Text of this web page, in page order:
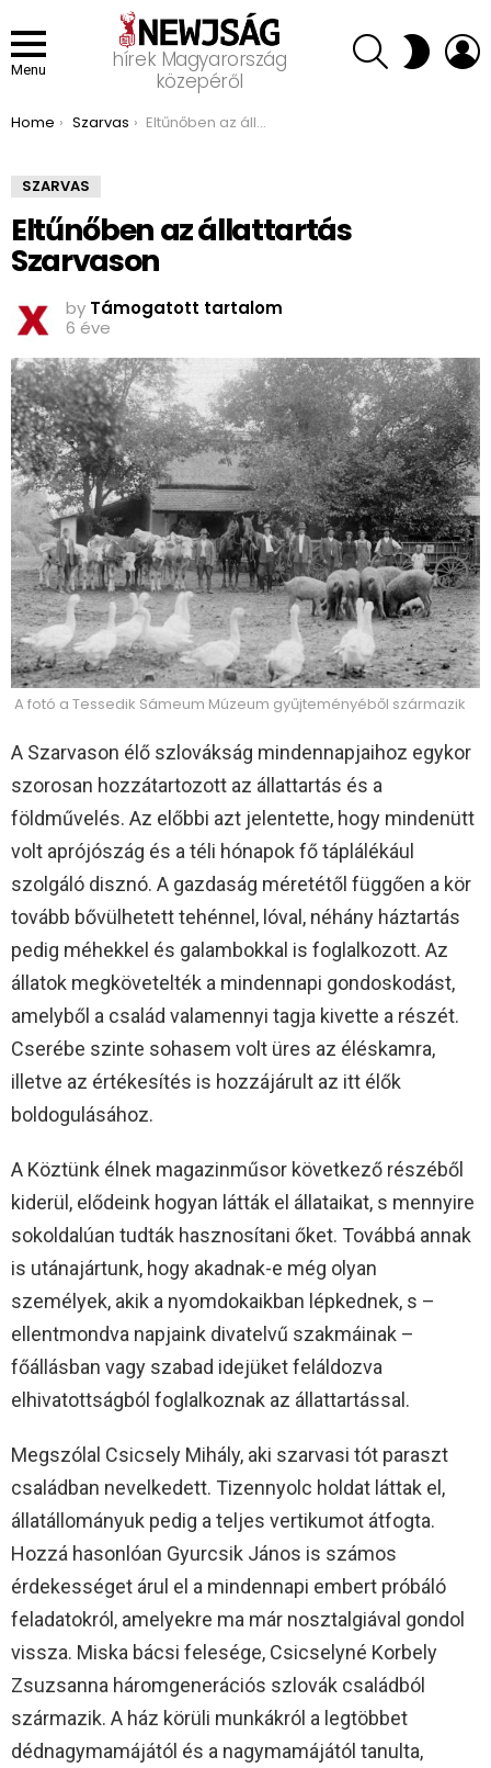
Menu
hírek Magyarország
közepéről
SEARCH SWITCH
SKIN
You are here:
Home Szarvas Eltűnőben az állattartás Szarvason
SZARVAS
Eltűnőben az állattartás
Szarvason
by Támogatott tartalom
6 éve
A fotó a Tessedik Sámeum Múzeum gyűjteményéből származik
A Szarvason élő szlovákság mindennapjaihoz egykor
szorosan hozzátartozott az állattartás és a
földművelés. Az előbbi azt jelentette, hogy mindenütt
volt aprójószág és a téli hónapok fő táplálékául
szolgáló disznó. A gazdaság méretétől függően a kör
tovább bővülhetett tehénnel, lóval, néhány háztartás
pedig méhekkel és galambokkal is foglalkozott. Az
állatok megkövetelték a mindennapi gondoskodást,
amelyből a család valamennyi tagja kivette a részét.
Cserébe szinte sohasem volt üres az éléskamra,
illetve az értékesítés is hozzájárult az itt élők
boldogulásához.
A Köztünk élnek magazinműsor következő részéből
kiderül, elődeink hogyan látták el állataikat, s mennyire
sokoldalúan tudták hasznosítani őket. Továbbá annak
is utánajártunk, hogy akadnak-e még olyan
személyek, akik a nyomdokaikban lépkednek, s –
ellentmondva napjaink divatelvű szakmáinak –
főállásban vagy szabad idejüket feláldozva
elhivatottságból foglalkoznak az állattartással.
Megszólal Csicsely Mihály, aki szarvasi tót paraszt
családban nevelkedett. Tizennyolc holdat láttak el,
állatállományuk pedig a teljes vertikumot átfogta.
Hozzá hasonlóan Gyurcsik János is számos
érdekességet árul el a mindennapi embert próbáló
feladatokról, amelyekre ma már nosztalgiával gondol
vissza. Miska bácsi felesége, Csicselyné Korbely
Zsuzsanna háromgenerációs szlovák családból
származik. A ház körüli munkákról a legtöbbet
dédnagymamájától és a nagymamájától tanulta,